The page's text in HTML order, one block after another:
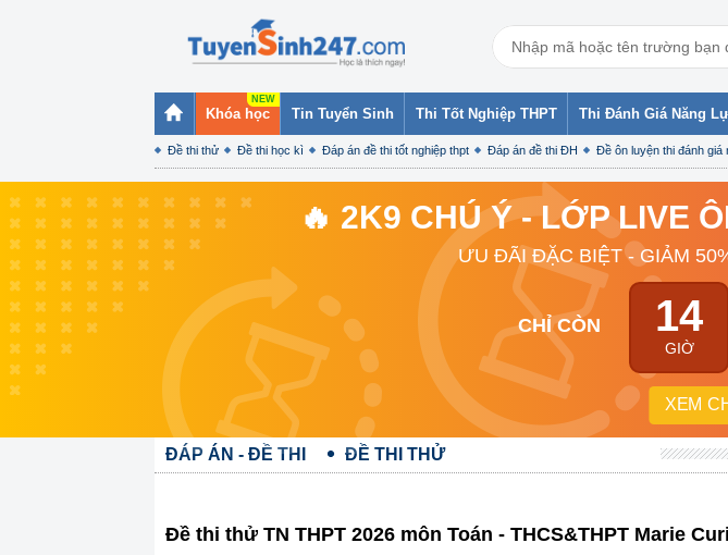
Khóa học Tin Tuyển Sinh Thi Tốt Nghiệp THPT Thi Đánh Giá Năng
Đề thi thử Đề thi học kì Đáp án đề thi tốt nghiệp thpt Đáp án đề thi ĐH Đề ôn luyện thi đánh giá
🔥 2K9 CHÚ Ý - LỚP LIVE
ƯU ĐÃI ĐẶC BIỆT - GIẢM
CHỈ CÒN 14
GIỜ
XEM
ĐÁP ÁN - ĐỀ THI ĐỀ THI THỬ
Đề thi thử TN THPT 2026 môn Toán - THCS&THPT Marie